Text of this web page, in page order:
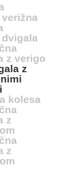
dvigala
z verigo
z
kolesa
z
z